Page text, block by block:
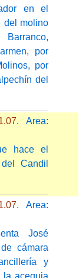
en el
del molino
por
por
del
. Area:
hace el
Candil
. Area:
José
cámara
y
la acequia